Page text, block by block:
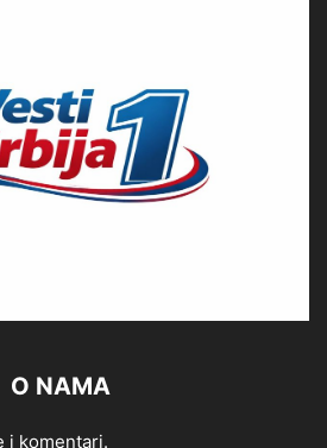
O NAMA
i komentari.